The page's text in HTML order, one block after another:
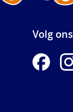
Volg ons